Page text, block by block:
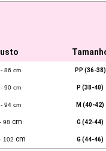
86 cm PP (36-38)
90 cm P (38-40)
94 cm M (40-42)
98 cm G (42-44)
102 cm G (44-46)